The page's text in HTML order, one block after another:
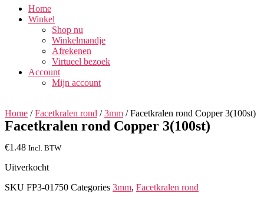
Home
Winkel
Shop nu
Winkelmandje
Afrekenen
Virtueel bezoek
Account
Mijn account
Home /Facetkralen rond /3mm / Facetkralen rond Copper 3(100st)
Facetkralen rond Copper 3(100st)
€1.48 Incl. BTW
Uitverkocht
SKU FP3-01750 Categories 3mm, Facetkralen rond